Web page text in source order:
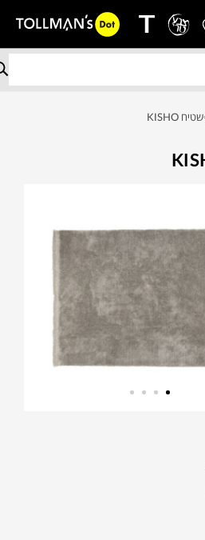
שטיח KISHO